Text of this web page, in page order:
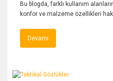
Bu blogda, farklı kullanım
konfor ve malzeme özellikleri
Devamı